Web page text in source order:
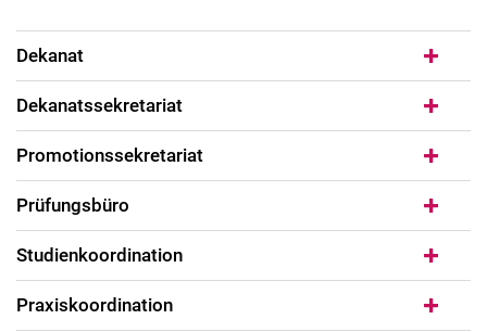
Dekanat
Dekanatssekretariat
Promotionssekretariat
Prüfungsbüro
Studienkoordination
Praxiskoordination